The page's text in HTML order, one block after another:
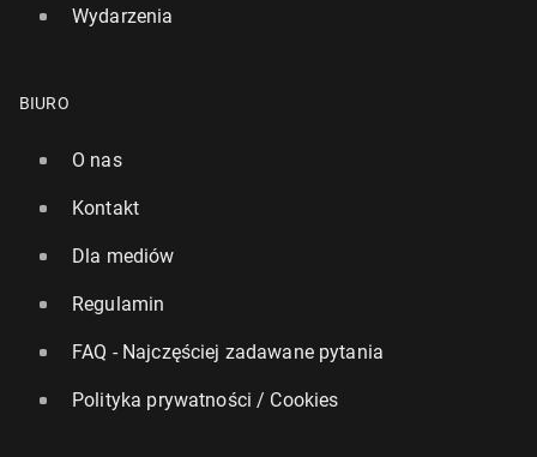
Wydarzenia
BIURO
O nas
Kontakt
Dla mediów
Regulamin
FAQ - Najczęściej zadawane pytania
Polityka prywatności / Cookies